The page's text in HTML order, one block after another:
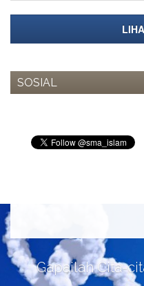
SOSIAL
Gapailah Cita-